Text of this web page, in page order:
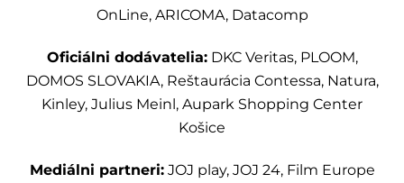
OnLine, ARICOMA, Datacomp
Oficiálni dodávatelia:DKC Veritas, PLOOM,
DOMOS SLOVAKIA, Reštaurácia Contessa, Natura,
Kinley, Julius Meinl, Aupark Shopping Center
Košice
Mediálni partneri:JOJ play, JOJ 24, Film Europe